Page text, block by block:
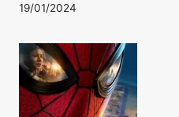
19/01/2024